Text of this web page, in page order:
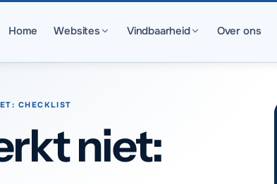
Home Websites Vindbaarheid Over ons
CHECKLIST
niet: